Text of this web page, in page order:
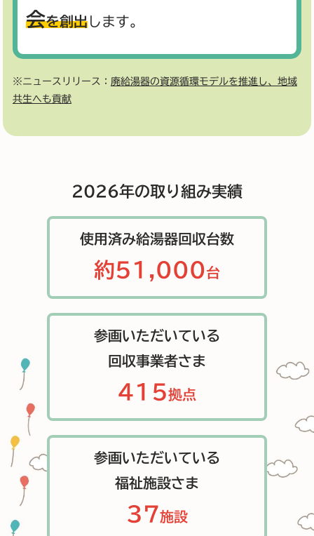
会を創出 します。
※ニュースリリース： 廃給湯器の資源循環モデルを推進し、地域
共生へも貢献
2026年の取り組み実績
使用済み給湯器回収台数
約51,000台
参画いただいている
回収事業者さま
415拠点
参画いただいている
福祉施設さま
37施設